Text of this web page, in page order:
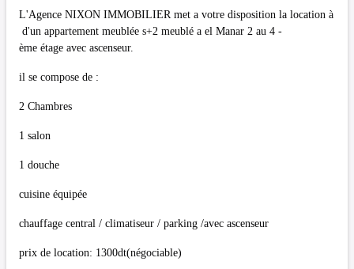
L'Agence NIXON IMMOBILIER met a votre disposition la location à
d'un appartement meublée s+2 meublé a el Manar 2 au 4 -
ème étage avec ascenseur.
il se compose de :
2 Chambres
1 salon
1 douche
cuisine équipée
chauffage central / climatiseur / parking /avec ascenseur
prix de location: 1300dt(négociable)